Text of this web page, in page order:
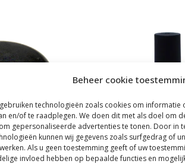
Beheer cookie
technologieën zoals cookies om informatie
en/of te raadplegen. We doen dit met als doel om
gepersonaliseerde advertenties te tonen. Door in
kunnen wij gegevens zoals surfgedrag of
Als u geen toestemming geeft of uw
invloed hebben op bepaalde functies en